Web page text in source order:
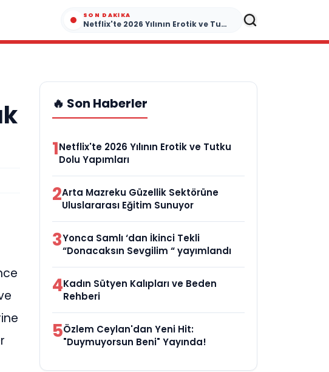
SON DAKIKA
Netflix'te 2026 Yılının Erotik ve Tutku Dolu Yapımları
🔥 Son Haberler
1Netflix'te 2026 Yılının Erotik ve Tutku
Dolu Yapımları
2Arta Mazreku Güzellik Sektörüne
Uluslararası Eğitim Sunuyor
3Yonca Samlı ‘dan İkinci Tekli
“Donacaksın Sevgilim “ yayımlandı
4Kadın Sütyen Kalıpları ve Beden
Rehberi
5Özlem Ceylan'dan Yeni Hit:
"Duymuyorsun Beni" Yayında!